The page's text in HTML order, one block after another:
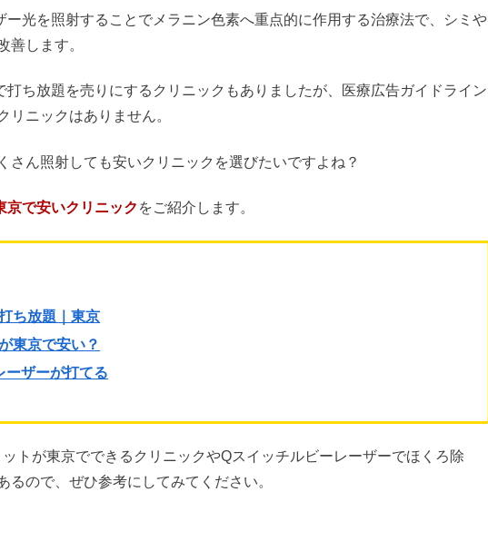
光を照射することでメラニン色素へ重点的に作用する治療法で、シミや
善します。
ち放題を売りにするクリニックもありましたが、医療広告ガイドライン
リニックはありません。
さん照射しても安いクリニックを選びたいですよね？
京で安いクリニック をご紹介します。
ち放題｜東京
東京で安い？
ーザーが打てる
トが東京でできるクリニックやQスイッチルビーレーザーでほくろ除
ので、ぜひ参考にしてみてください。